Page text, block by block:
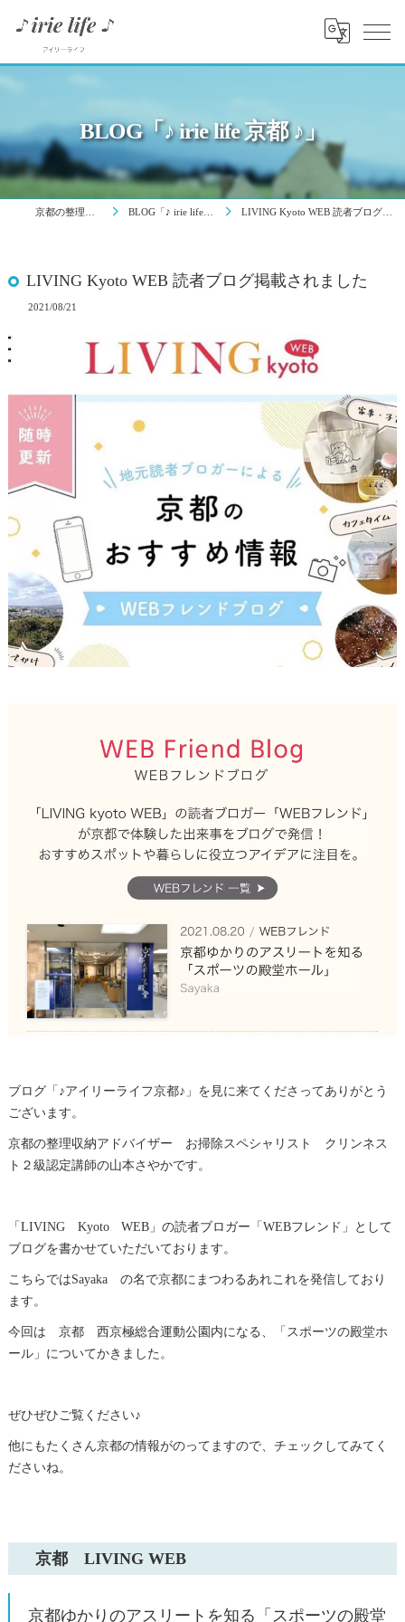
BLOG「♪ irie life 京都 ♪」
BLOG「♪ irie life 京都 ♪」 LIVING Kyoto WEB 読者ブログ掲載されました
LIVING Kyoto WEB 読者ブログ掲載されました
2021/08/21
ブログ「♪アイリーライフ京都♪」を見に来てくださってありがとう
ございます。
京都の整理収納アドバイザー お掃除スペシャリスト クリンネス
ト２級認定講師の山本さやかです。
「LIVING Kyoto WEB」の読者ブロガー「WEBフレンド」として
ブログを書かせていただいております。
こちらではSayaka の名で京都にまつわるあれこれを発信しており
ます。
今回は 京都 西京極総合運動公園内になる、「スポーツの殿堂ホ
ール」についてかきました。
ぜひぜひご覧ください♪
他にもたくさん京都の情報がのってますので、チェックしてみてく
ださいね。
京都 LIVING WEB
京都ゆかりのアスリートを知る「スポーツの殿堂